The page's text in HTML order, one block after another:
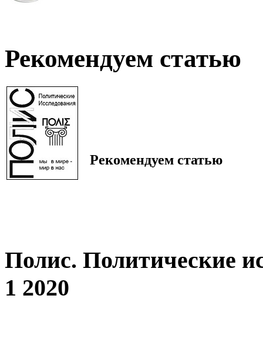
Рекомендуем статью
Рекомендуем статью
Полис. Политические
1 2020